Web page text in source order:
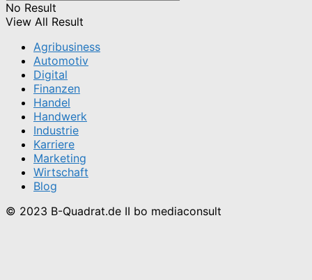
No Result
View All Result
Agribusiness
Automotiv
Digital
Finanzen
Handel
Handwerk
Industrie
Karriere
Marketing
Wirtschaft
Blog
© 2023 B-Quadrat.de II bo mediaconsult